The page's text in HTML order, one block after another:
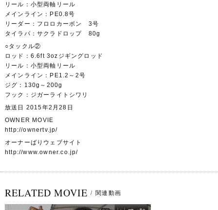
リール：小型両軸リール
メインライン：PE0.8号
リーダー：フロロカーボン 3号
タイラバ：サクラドロップ 80g
○タックル②
ロッド：6.6ft 3ozジギングロッド
リール：小型両軸リール
メインライン：PE1.2～2号
ジグ：130g～200g
フック：ジガーライトシワリ
放送日 2015年2月28日
OWNER MOVIE
http://ownertv.jp/
オーナーばりウェブサイト
http://www.owner.co.jp/
RELATED MOVIE / 関連動画